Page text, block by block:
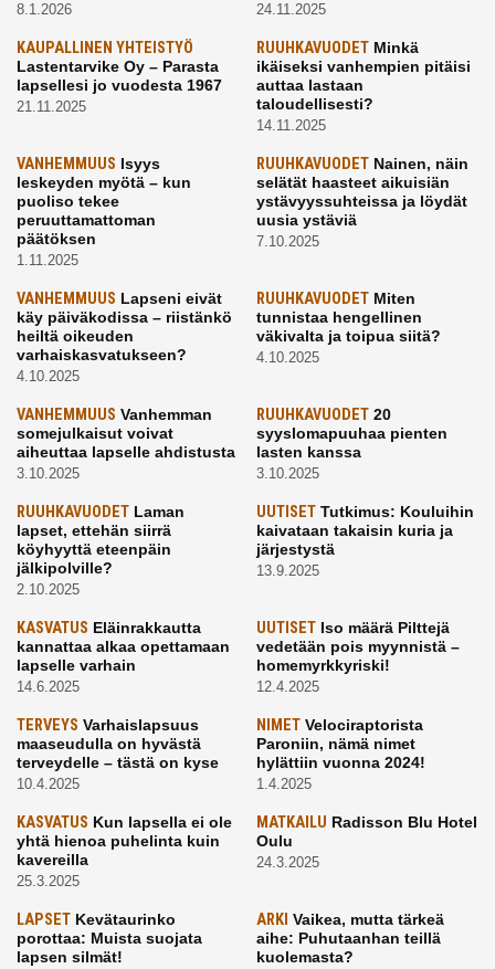
8.1.2026 24.11.2025
KAUPALLINEN YHTEISTYÖ
Lastentarvike Oy – Parasta
lapsellesi jo vuodesta 1967
21.11.2025
RUUHKAVUODETMinkä
ikäiseksi vanhempien pitäisi
auttaa lastaan
taloudellisesti?
14.11.2025
VANHEMMUUS Isyys
leskeyden myötä – kun
puoliso tekee
peruuttamattoman
päätöksen
1.11.2025
RUUHKAVUODETNainen, näin
selätät haasteet aikuisiän
ystävyyssuhteissa ja löydät
uusia ystäviä
7.10.2025
VANHEMMUUS Lapseni eivät
käy päiväkodissa – riistänkö
heiltä oikeuden
varhaiskasvatukseen?
4.10.2025
RUUHKAVUODETMiten
tunnistaa hengellinen
väkivalta ja toipua siitä?
4.10.2025
VANHEMMUUS Vanhemman
somejulkaisut voivat
aiheuttaa lapselle ahdistusta
3.10.2025
RUUHKAVUODET20
syyslomapuuhaa pienten
lasten kanssa
3.10.2025
RUUHKAVUODET Laman
lapset, ettehän siirrä
köyhyyttä eteenpäin
jälkipolville?
2.10.2025
UUTISETTutkimus: Kouluihin
kaivataan takaisin kuria ja
järjestystä
13.9.2025
KASVATUS Eläinrakkautta
kannattaa alkaa opettamaan
lapselle varhain
14.6.2025
UUTISETIso määrä Pilttejä
vedetään pois myynnistä –
homemyrkkyriski!
12.4.2025
TERVEYS Varhaislapsuus
maaseudulla on hyvästä
terveydelle – tästä on kyse
10.4.2025
NIMETVelociraptorista
Paroniin, nämä nimet
hylättiin vuonna 2024!
1.4.2025
KASVATUS Kun lapsella ei ole
yhtä hienoa puhelinta kuin
kavereilla
25.3.2025
MATKAILU Radisson Blu Hotel
Oulu
24.3.2025
LAPSET Kevätaurinko
porottaa: Muista suojata
lapsen silmät!
ARKI Vaikea, mutta tärkeä
aihe: Puhutaanhan teillä
kuolemasta?